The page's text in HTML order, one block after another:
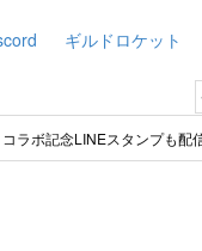
ギルドロケット
ラボ記念LINEスタンプも配